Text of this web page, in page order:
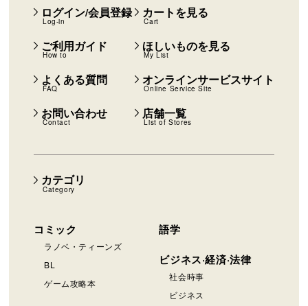
カテゴリ
Category
コミック
ラノベ・ティーンズ
BL
ゲーム攻略本
語学
ビジネス·経済·法律
社会時事
ビジネス
ログイン/会員登録
Log-in
カートを見る
Cart
ご利用ガイド
How to
ほしいものを見る
My List
よくある質問
FAQ
オンラインサービスサイト
Online Service Site
お問い合わせ
Contact
店舗一覧
List of Stores